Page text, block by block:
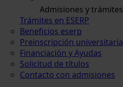
Admisiones y trámites
Trámites en ESERP
Beneficios eserp
Preinscripción universitaria
Financiación y Ayudas
Solicitud de títulos
Contacto con admisiones